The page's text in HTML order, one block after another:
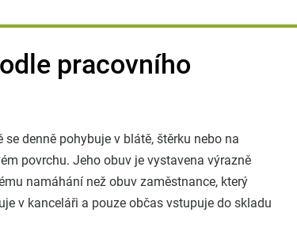
pracovního
se denně pohybuje v blátě, štěrku nebo na
povrchu. Jeho obuv je vystavena výrazně
namáhání než obuv zaměstnance, který
v kanceláři a pouze občas vstupuje do skladu